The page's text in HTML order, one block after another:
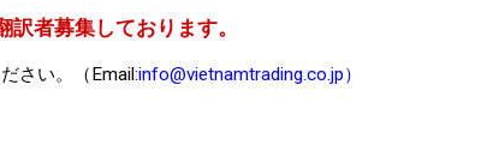
者募集しております。
さい。（Email:info@vietnamtrading.co.jp）